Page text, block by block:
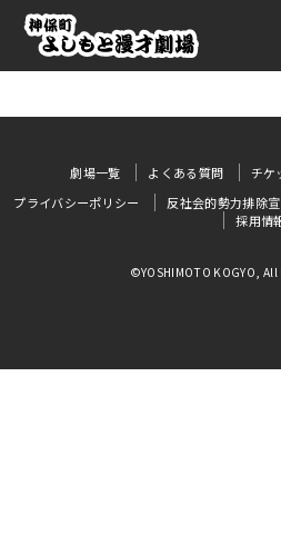
劇場一覧 よくある質問
チケ
プライバシーポリシー
反社会的勢力排除
採用情
©YOSHIMOTO KOGYO, All